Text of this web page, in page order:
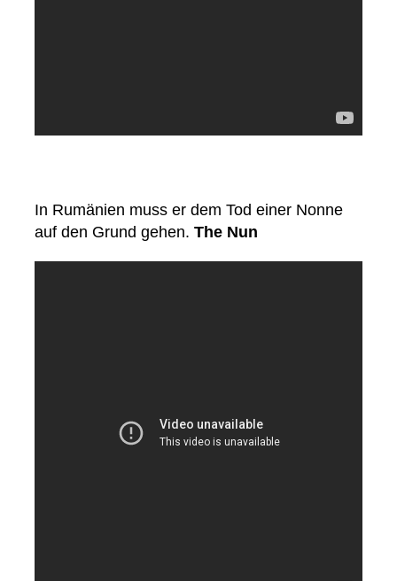
In Rumänien muss er dem Tod einer Nonne
auf den Grund gehen. The Nun